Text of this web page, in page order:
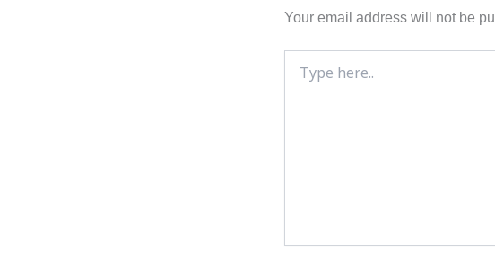
Your email address will not be
here..